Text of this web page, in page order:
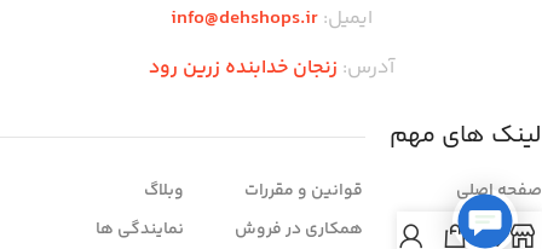
ایمیل:info@dehshops.ir
آدرس: زنجان خدابنده زرین رود
لینک های مهم
صفحه اصلی
فروشگاه
قوانین و مقررات
همکاری در فروش
وبلاگ
نمایندگی ها